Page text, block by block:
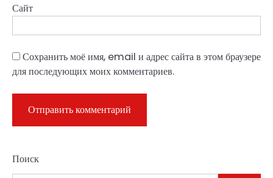
Сайт
Сохранить моё имя, email и адрес сайта в этом браузере
для последующих моих комментариев.
Поиск